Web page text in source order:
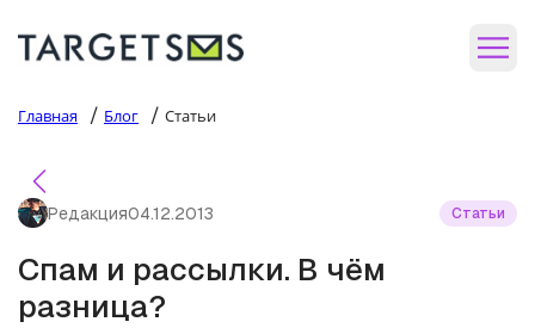
Главная / Блог / Статьи
Редакция04.12.2013 Статьи
Спам и рассылки. В чём
разница?